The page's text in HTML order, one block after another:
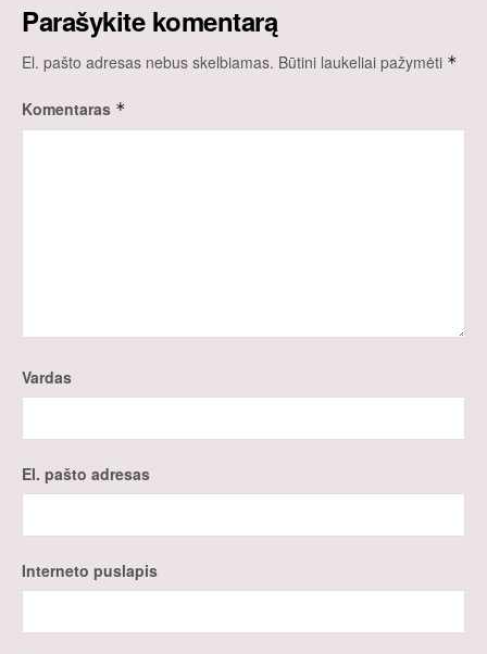
Parašykite komentarą
El. pašto adresas nebus skelbiamas. Būtini laukeliai pažymėti *
Komentaras *
Vardas
El. pašto adresas
Interneto puslapis